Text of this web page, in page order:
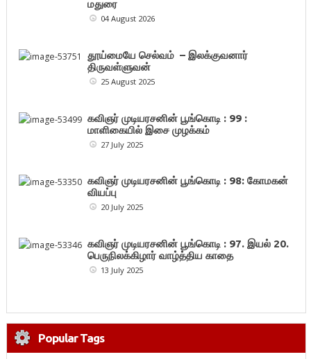
மதுரை
04 August 2026
தூய்மையே செல்வம் – இலக்குவனார்
திருவள்ளுவன்
25 August 2025
கவிஞர் முடியரசனின் பூங்கொடி : 99 :
மாளிகையில் இசை முழக்கம்
27 July 2025
கவிஞர் முடியரசனின் பூங்கொடி : 98: கோமகன்
வியப்பு
20 July 2025
கவிஞர் முடியரசனின் பூங்கொடி : 97. இயல் 20.
பெருநிலக்கிழார் வாழ்த்திய காதை
13 July 2025
Popular Tags